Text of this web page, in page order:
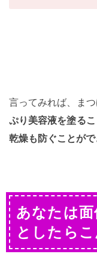
言ってみれば、ま
ぷり美容液を塗る
乾燥も防ぐことが
あなたは
としたら